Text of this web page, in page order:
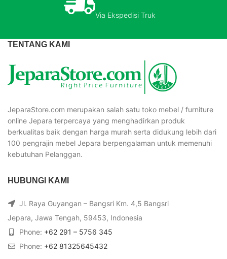
Via Ekspedisi Truk
TENTANG KAMI
JeparaStore.com merupakan salah satu toko mebel / furniture
online Jepara terpercaya yang menghadirkan produk
berkualitas baik dengan harga murah serta didukung lebih dari
100 pengrajin mebel Jepara berpengalaman untuk memenuhi
kebutuhan Pelanggan.
HUBUNGI KAMI
Jl. Raya Guyangan – Bangsri Km. 4,5 Bangsri
Jepara, Jawa Tengah, 59453, Indonesia
Phone: +62 291 – 5756 345
Phone: +62 81325645432